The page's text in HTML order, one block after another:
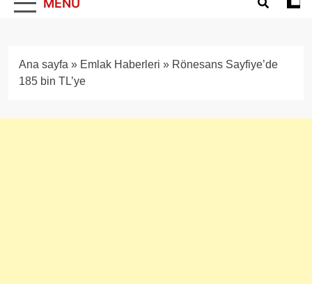
MENÜ
Koyu
Ana sayfa » Emlak Haberleri » Rönesans Sayfiye’de
185 bin TL’ye